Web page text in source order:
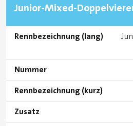
Junior-Mixed-
Rennbezeichnung (lang)
Nummer
Rennbezeichnung (kurz)
Zusatz